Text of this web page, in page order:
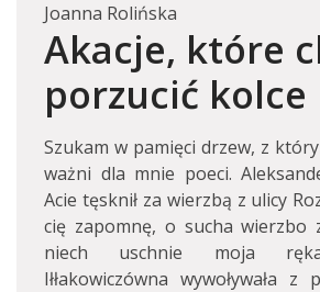
Joanna Rolińska
Akacje, które
porzucić kolce
Szukam w pamięci drzew, z
ważni dla mnie poeci.
Acie tęsknił za wierzbą z ulicy
cię zapomnę, o sucha wierzbo
niech uschnie moja
Iłłakowiczówna wywoływała z